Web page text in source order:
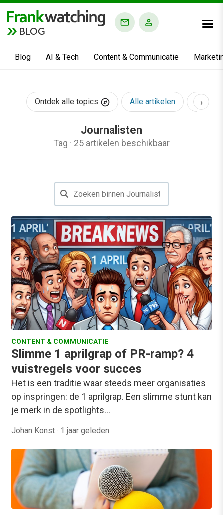
BLOG
Blog AI & Tech Content & Communicatie
Ontdek alle topics Alle artikelen AI &
›
Journalisten
Tag · 25 artikelen beschikbaar
CONTENT & COMMUNICATIE
Slimme 1 aprilgrap of PR-ramp? 4
vuistregels voor succes
Het is een traditie waar steeds meer organisaties
op inspringen: de 1 aprilgrap. Een slimme stunt kan
je merk in de spotlights…
Johan Konst · 1 jaar geleden